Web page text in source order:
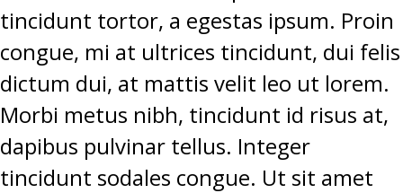
tincidunt tortor, a egestas ipsum. Proin
congue, mi at ultrices tincidunt, dui felis
dictum dui, at mattis velit leo ut lorem.
Morbi metus nibh, tincidunt id risus at,
dapibus pulvinar tellus. Integer
tincidunt sodales congue. Ut sit amet